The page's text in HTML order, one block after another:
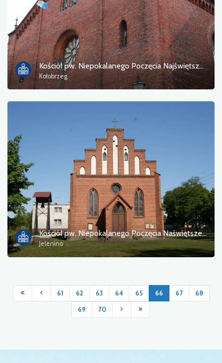
Kościół pw. Niepokalanego Poczęcia Najświętszej Marii Panny
Kołobrzeg
Kościół pw. Niepokalanego Poczęcia Naświętszej Marii Panny
Jelenino
61 62 63 64 65 66 67 68
69 70